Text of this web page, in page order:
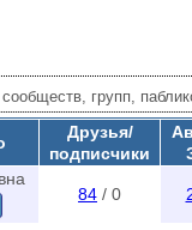
групп,
режиме или в меню
Друзья/
подписчики
84 / 0